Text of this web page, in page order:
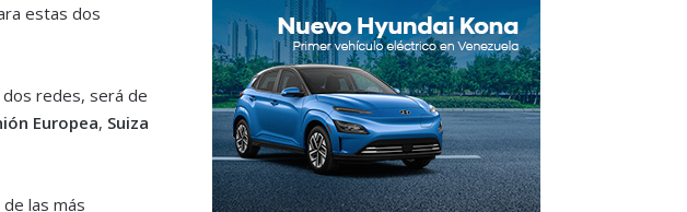
estas dos
dos redes, será de
Europea, Suiza
las más